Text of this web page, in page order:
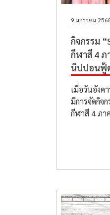
9 มกราคม
กิจกรรม
กีฬาสี 4 ภ
นิปปอนฟู้
เมื่อวันอังค
มีการจัดกิจ
กีฬาสี 4 ภา